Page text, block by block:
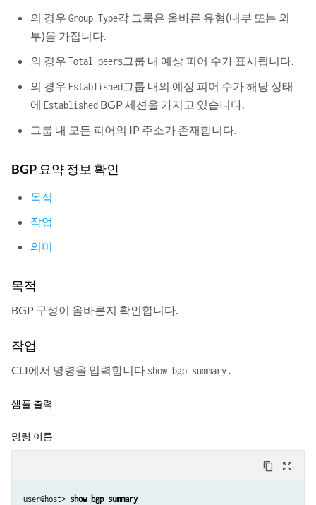
의 경우Group Type각 그룹은 올바른 유형(내부 또는 외
부)을 가집니다.
의 경우Total peers그룹 내 예상 피어 수가 표시됩니다.
의 경우Established그룹 내의 예상 피어 수가 해당 상태
에Established BGP 세션을 가지고 있습니다.
그룹 내 모든 피어의 IP 주소가 존재합니다.
BGP 요약 정보 확인
목적
작업
의미
목적
BGP 구성이 올바른지 확인합니다.
작업
CLI에서 명령을 입력합니다 show bgp summary
샘플 출력
명령 이름
content_copy zoom_out_map
user@host> show bgp summary